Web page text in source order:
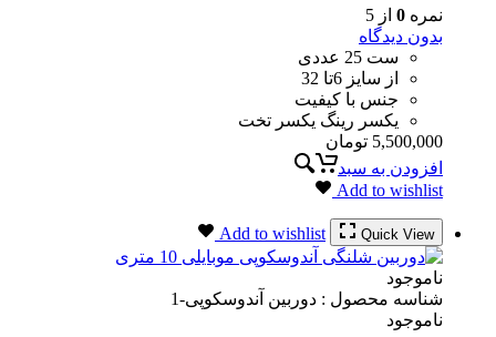
نمره 0 از 5
بدون دیدگاه
ست 25 عددی
از سایز 6تا 32
جنس با کیفیت
یکسر رینگ یکسر تخت
5,500,000 تومان
افزودن به سبد
Add to wishlist
Quick View
Add to wishlist
ناموجود
شناسه محصول : دوربین آندوسکوپی-1
ناموجود